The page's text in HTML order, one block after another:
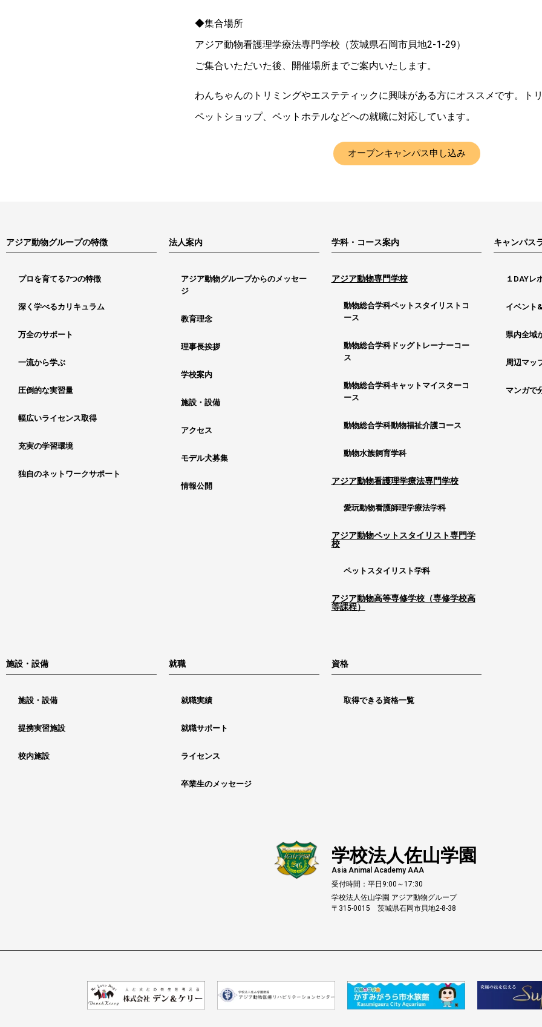
◆集合場所
アジア動物看護理学療法専門学校（茨城県石岡市貝地2-1-29）
ご集合いただいた後、開催場所までご案内いたします。
わんちゃんのトリミングやエステティックに興味がある方にオススメです。ト
ペットショップ、ペットホテルなどへの就職に対応しています。
オープンキャンパス申し込み
アジア動物グループの特徴
プロを育てる7つの特徴
深く学べるカリキュラム
万全のサポート
一流から学ぶ
圧倒的な実習量
幅広いライセンス取得
充実の学習環境
独自のネットワークサポート
法人案内
アジア動物グループからのメッセー
ジ
教育理念
理事長挨拶
学校案内
施設・設備
アクセス
モデル犬募集
情報公開
学科・コース案内
アジア動物専門学校
動物総合学科ペットスタイリストコ
ース
動物総合学科ドッグトレーナーコー
ス
動物総合学科キャットマイスターコ
ース
動物総合学科動物福祉介護コース
動物水族飼育学科
アジア動物看護理学療法専門学校
愛玩動物看護師理学療法学科
アジア動物ペットスタイリスト専門学
校
ペットスタイリスト学科
アジア動物高等専修学校（専修学校高
等課程）
キャンパス
１DAYレ
イベント
県内全域
周辺マッ
マンガで
施設・設備
施設・設備
提携実習施設
校内施設
就職
就職実績
就職サポート
ライセンス
卒業生のメッセージ
資格
取得できる資格一覧
学校法人佐山学園
Asia Animal Academy AAA
受付時間：平日9:00～17:30
学校法人佐山学園 アジア動物グループ
〒315-0015 茨城県石岡市貝地2-8-38